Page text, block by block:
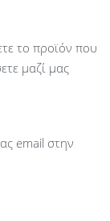
το προϊόν που
μαζί μας
email στην